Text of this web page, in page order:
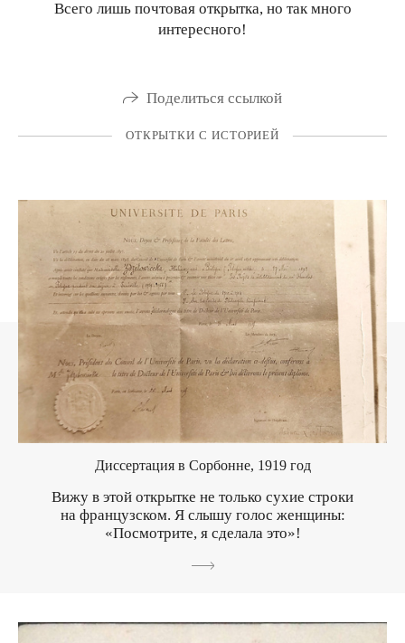
Всего лишь почтовая открытка, но так много
интересного!
Поделиться ссылкой
ОТКРЫТКИ С ИСТОРИЕЙ
Диссертация в Сорбонне, 1919 год
Вижу в этой открытке не только сухие строки
на французском. Я слышу голос женщины:
«Посмотрите, я сделала это»!